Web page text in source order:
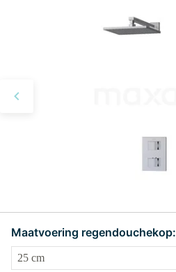
Maatvoering regendouchekop: